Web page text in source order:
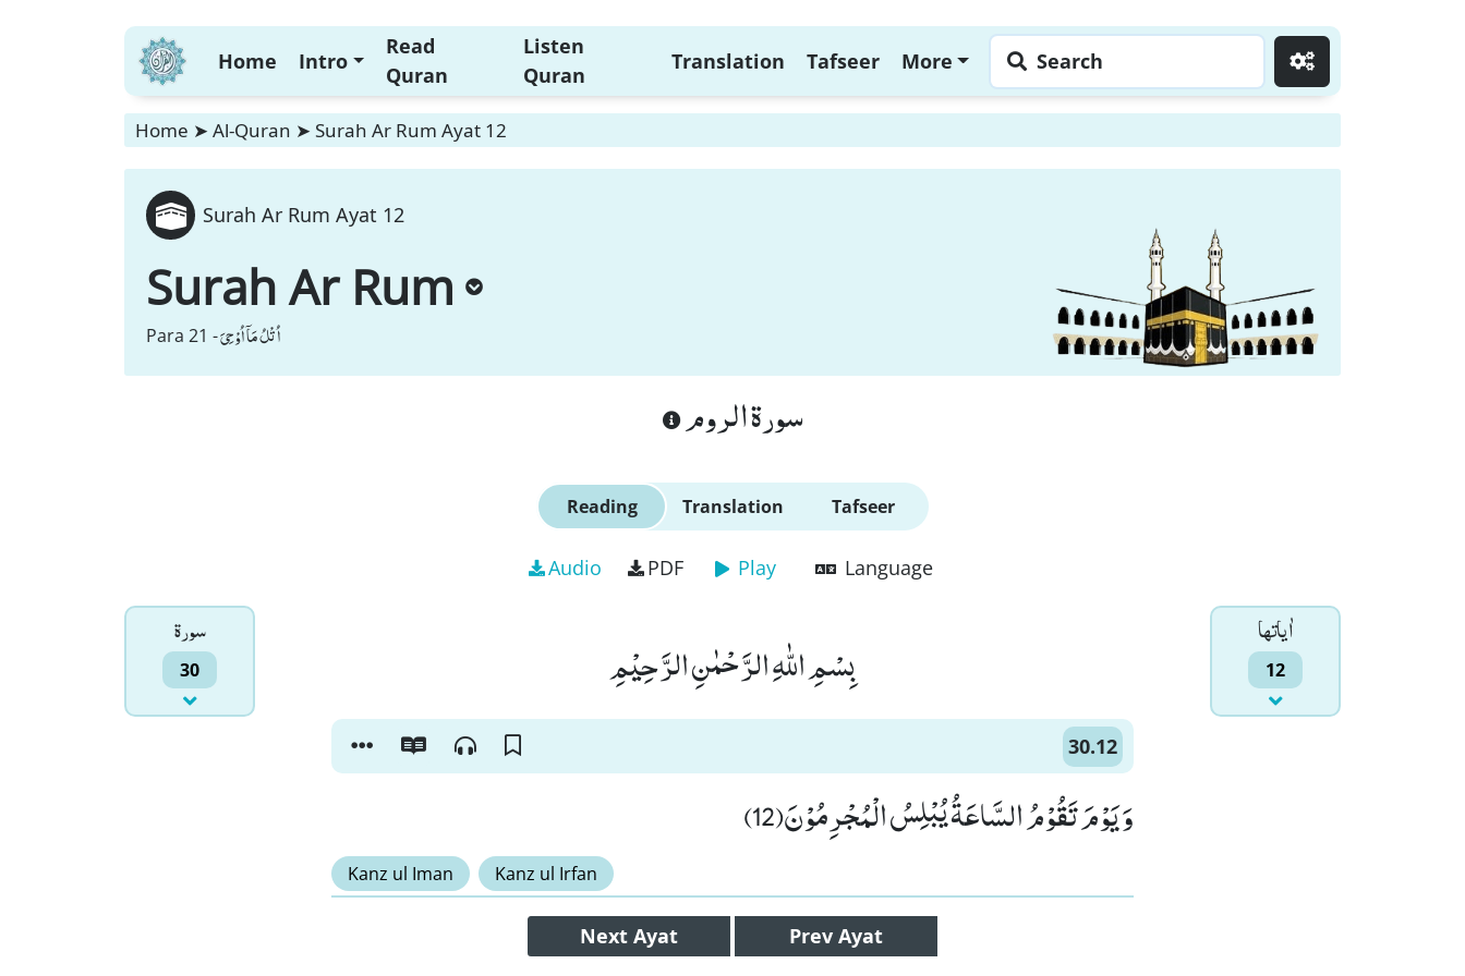
Home Intro
Read
Quran
Listen
Quran
Translation Tafseer More Search
Home ➤ Al-Quran ➤ Surah Ar Rum Ayat 12
Surah Ar Rum Ayat 12
Surah Ar Rum
Para 21 -اُتْلُ مَاۤ اُوْحِیَ
سورة الروم
Reading Translation Tafseer
Audio PDF Play Language
سورۃ
30
اٰياتها
12 بِسْمِ اللّٰهِ الرَّحْمٰنِ الرَّحِیْمِ
30.12
وَ یَوْمَ تَقُوْمُ السَّاعَةُ یُبْلِسُ الْمُجْرِمُوْنَ(12)
Kanz ul Iman Kanz ul Irfan
Next Ayat Prev Ayat